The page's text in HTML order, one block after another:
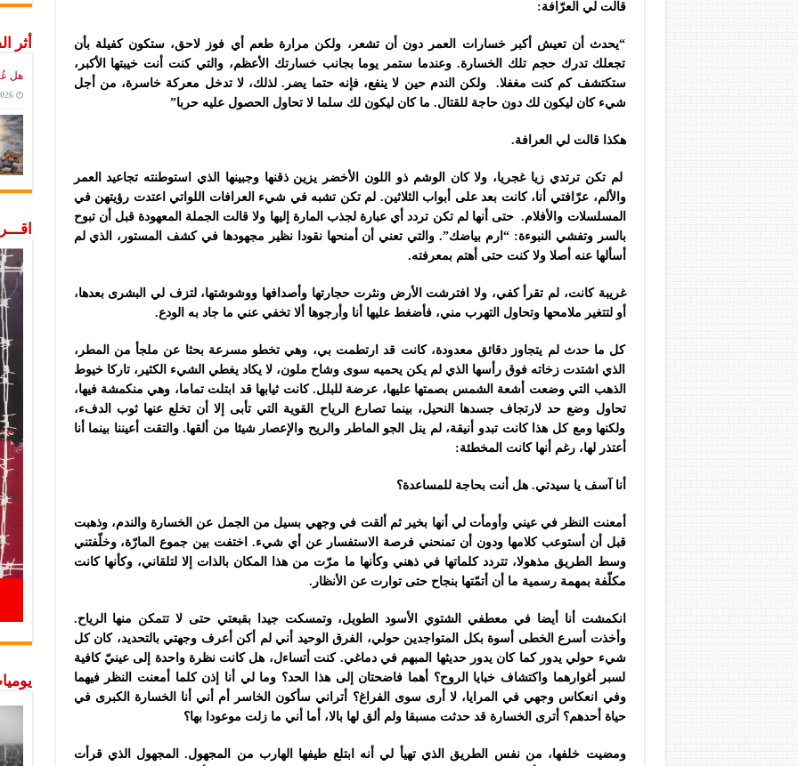
قالت لي العرّافة:
“يحدث أن تعيش أكبر خسارات العمر دون أن تشعر، ولكن مرارة طعم أي فوز لاحق، ستكون كفيلة بأن
تجعلك تدرك حجم تلك الخسارة. وعندما ستمر يوما بجانب خسارتك الأعظم، والتي كنت أنت خيبتها الأكبر،
ستكتشف كم كنت مغفلا. ولكن الندم حين لا ينفع، فإنه حتما يضر. لذلك، لا تدخل معركة خاسرة، من أجل
شيء كان ليكون لك دون حاجة للقتال. ما كان ليكون لك سلما لا تحاول الحصول عليه حربا”
هكذا قالت لي العرافة.
لم تكن ترتدي زيا غجريا، ولا كان الوشم ذو اللون الأخضر يزين ذقنها وجبينها الذي استوطنته تجاعيد العمر
والألم، عرّافتي أنا، كانت بعد على أبواب الثلاثين. لم تكن تشبه في شيء العرافات اللواتي اعتدت رؤيتهن في
المسلسلات والأفلام. حتى أنها لم تكن تردد أي عبارة لجذب المارة إليها ولا قالت الجملة المعهودة قبل أن تبوح
بالسر وتفشي النبوءة: “ارم بياضك”. والتي تعني أن أمنحها نقودا نظير مجهودها في كشف المستور، الذي لم
أسألها عنه أصلا ولا كنت حتى أهتم بمعرفته.
غريبة كانت، لم تقرأ كفي، ولا افترشت الأرض ونثرت حجارتها وأصدافها ووشوشتها، لتزف لي البشرى بعدها،
أو لتتغير ملامحها وتحاول التهرب مني، فأضغط عليها أنا وأرجوها ألا تخفي عني ما جاد به الودع.
كل ما حدث لم يتجاوز دقائق معدودة، كانت قد ارتطمت بي، وهي تخطو مسرعة بحثا عن ملجأ من المطر،
الذي اشتدت زخاته فوق رأسها الذي لم يكن يحميه سوى وشاح ملون، لا يكاد يغطي الشيء الكثير، تاركا خيوط
الذهب التي وضعت أشعة الشمس بصمتها عليها، عرضة للبلل. كانت ثيابها قد ابتلت تماما، وهي منكمشة فيها،
تحاول وضع حد لارتجاف جسدها النحيل، بينما تصارع الرياح القوية التي تأبى إلا أن تخلع عنها ثوب الدفء،
ولكنها ومع كل هذا كانت تبدو أنيقة، لم ينل الجو الماطر والريح والإعصار شيئا من ألقها. والتقت أعيننا بينما أنا
أعتذر لها، رغم أنها كانت المخطئة:
أنا آسف يا سيدتي. هل أنت بحاجة للمساعدة؟
أمعنت النظر في عيني وأومأت لي أنها بخير ثم ألقت في وجهي بسيل من الجمل عن الخسارة والندم، وذهبت
قبل أن أستوعب كلامها ودون أن تمنحني فرصة الاستفسار عن أي شيء. اختفت بين جموع المارّة، وخلّفتني
وسط الطريق مذهولا، تتردد كلماتها في ذهني وكأنها ما مرّت من هذا المكان بالذات إلا لتلقاني، وكأنها كانت
مكلّفة بمهمة رسمية ما أن أتمّتها بنجاح حتى توارت عن الأنظار.
انكمشت أنا أيضا في معطفي الشتوي الأسود الطويل، وتمسكت جيدا بقبعتي حتى لا تتمكن منها الرياح.
وأخذت أسرع الخطى أسوة بكل المتواجدين حولي، الفرق الوحيد أني لم أكن أعرف وجهتي بالتحديد، كان كل
شيء حولي يدور كما كان يدور حديثها المبهم في دماغي. كنت أتساءل، هل كانت نظرة واحدة إلى عينيّ كافية
لسبر أغوارهما واكتشاف خبايا الروح؟ أهما فاضحتان إلى هذا الحد؟ وما لي أنا إذن كلما أمعنت النظر فيهما
وفي انعكاس وجهي في المرايا، لا أرى سوى الفراغ؟ أتراني سأكون الخاسر أم أني أنا الخسارة الكبرى في
حياة أحدهم؟ أترى الخسارة قد حدثت مسبقا ولم ألق لها بالا، أما أني ما زلت موعودا بها؟
ومضيت خلفها، من نفس الطريق الذي تهيأ لي أنه ابتلع طيفها الهارب من المجهول. المجهول الذي قرأت
أثر
هل